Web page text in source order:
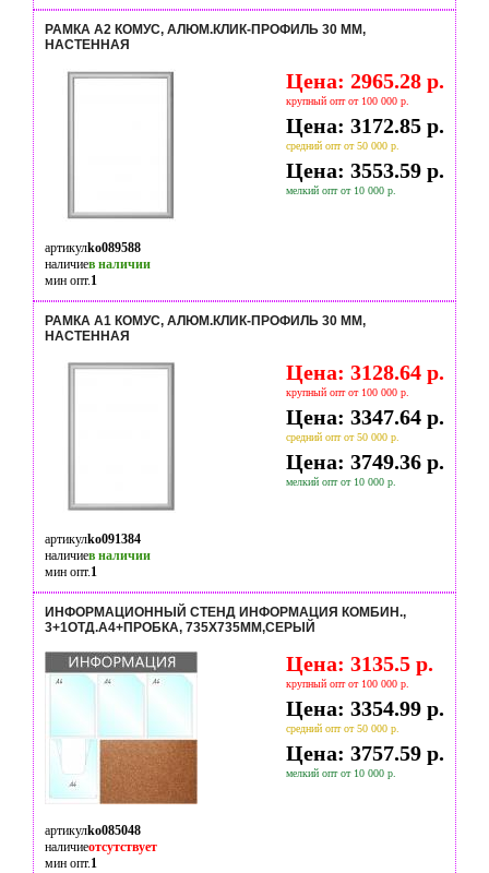
РАМКА А2 КОМУС, АЛЮМ.КЛИК-ПРОФИЛЬ 30 ММ,
НАСТЕННАЯ
Цена: 2965.28 р.
крупный опт от 100 000 р.
Цена: 3172.85 р.
средний опт от 50 000 р.
Цена: 3553.59 р.
мелкий опт от 10 000 р.
артикулko089588
наличиев наличии
мин опт.1
РАМКА А1 КОМУС, АЛЮМ.КЛИК-ПРОФИЛЬ 30 ММ,
НАСТЕННАЯ
Цена: 3128.64 р.
крупный опт от 100 000 р.
Цена: 3347.64 р.
средний опт от 50 000 р.
Цена: 3749.36 р.
мелкий опт от 10 000 р.
артикулko091384
наличиев наличии
мин опт.1
ИНФОРМАЦИОННЫЙ СТЕНД ИНФОРМАЦИЯ КОМБИН.,
3+1ОТД.А4+ПРОБКА, 735Х735ММ,СЕРЫЙ
Цена: 3135.5 р.
крупный опт от 100 000 р.
Цена: 3354.99 р.
средний опт от 50 000 р.
Цена: 3757.59 р.
мелкий опт от 10 000 р.
артикулko085048
наличиеотсутствует
мин опт.1